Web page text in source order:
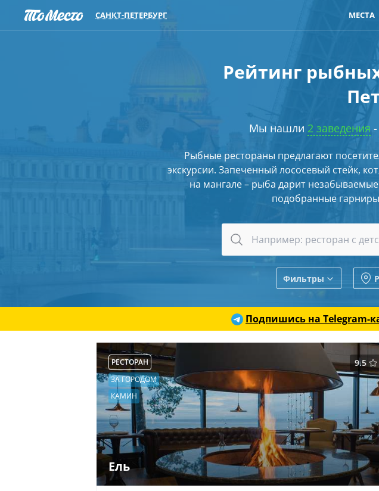
САНКТ-ПЕТЕРБУРГ МЕСТА
Рейтинг
Мы нашли 2 заведения
Рыбные рестораны предлагают
экскурсии. Запеченный лососевый стейк,
на мангале – рыба дарит
подобранные
Фильтры
Подпишись на Telegram-
9.5
РЕСТОРАН
ЗА ГОРОДОМ
КАМИН
Ель